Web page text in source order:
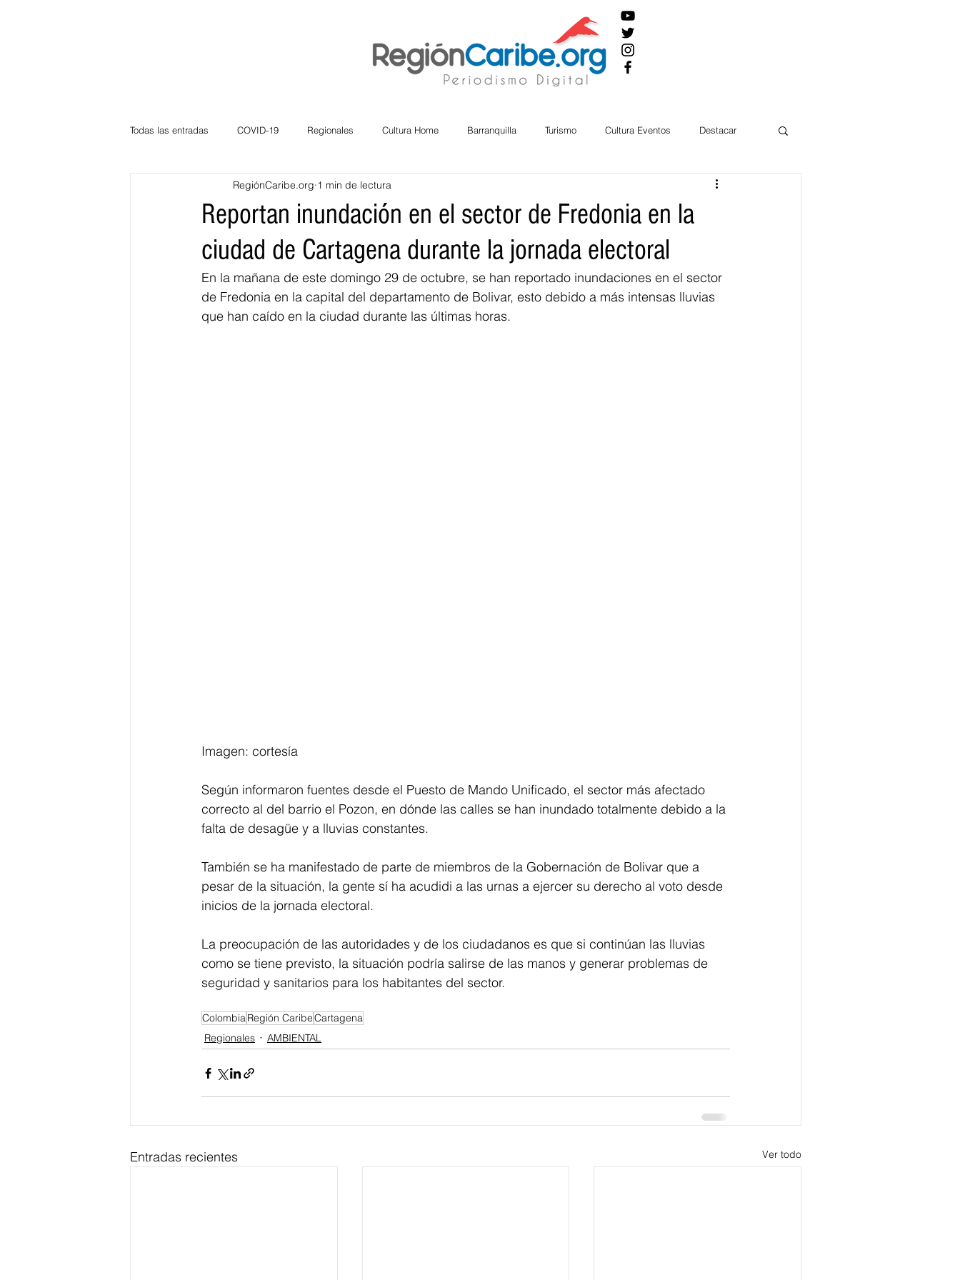
Todas las entradas COVID-19 Regionales Cultura Home Barranquilla Turismo Cultura Eventos Destacar
Atlántico La Guajira Cesar
Bloggeros Hermanos Mayores Economía RAP CARIBE Política Documentos
Educación BID BIENESTAR AMBIENTAL AFRO
Reportan inundación en el sector de Fredonia en la
ciudad de Cartagena durante la jornada electoral
RegiónCaribe.org 1 min de lectura
En la mañana de este domingo 29 de octubre, se han reportado inundaciones en el sector
de Fredonia en la capital del departamento de Bolivar, esto debido a más intensas lluvias
que han caído en la ciudad durante las últimas horas.
Imagen: cortesía
Según informaron fuentes desde el Puesto de Mando Unificado, el sector más afectado
correcto al del barrio el Pozon, en dónde las calles se han inundado totalmente debido a la
falta de desagüe y a lluvias constantes.
También se ha manifestado de parte de miembros de la Gobernación de Bolivar que a
pesar de la situación, la gente sí ha acudidi a las urnas a ejercer su derecho al voto desde
inicios de la jornada electoral.
La preocupación de las autoridades y de los ciudadanos es que si continúan las lluvias
como se tiene previsto, la situación podría salirse de las manos y generar problemas de
seguridad y sanitarios para los habitantes del sector.
ColombiaRegión CaribeCartagena
Regionales
AMBIENTAL
Entradas recientes Ver todo